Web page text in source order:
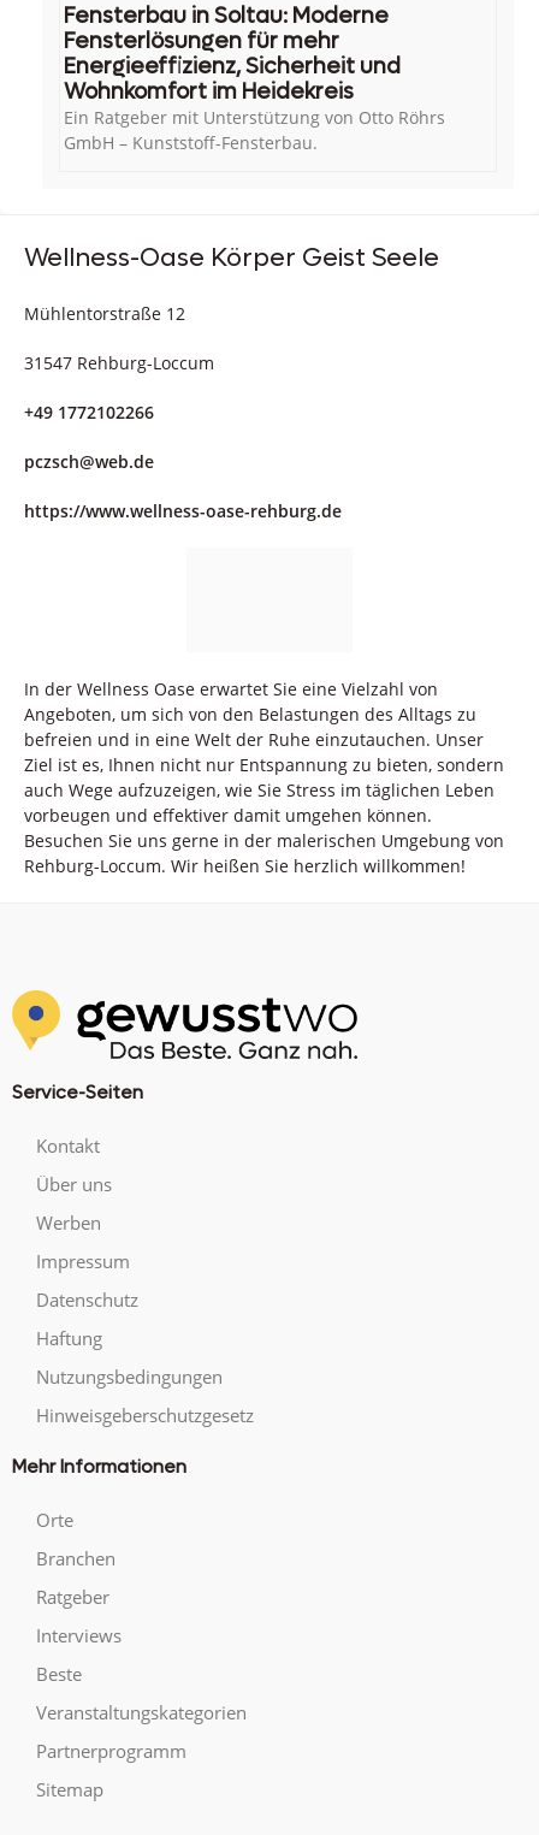
Fensterbau in Soltau: Moderne
Fensterlösungen für mehr
Energieeffizienz, Sicherheit und
Wohnkomfort im Heidekreis
Ein Ratgeber mit Unterstützung von Otto Röhrs
GmbH – Kunststoff-Fensterbau.
Wellness-Oase Körper Geist Seele
Mühlentorstraße 12
31547 Rehburg-Loccum
+49 1772102266
pczsch@web.de
https://www.wellness-oase-rehburg.de
In der Wellness Oase erwartet Sie eine Vielzahl von
Angeboten, um sich von den Belastungen des Alltags zu
befreien und in eine Welt der Ruhe einzutauchen. Unser
Ziel ist es, Ihnen nicht nur Entspannung zu bieten, sondern
auch Wege aufzuzeigen, wie Sie Stress im täglichen Leben
vorbeugen und effektiver damit umgehen können.
Besuchen Sie uns gerne in der malerischen Umgebung von
Rehburg-Loccum. Wir heißen Sie herzlich willkommen!
Service-Seiten
Kontakt
Über uns
Werben
Impressum
Datenschutz
Haftung
Nutzungsbedingungen
Hinweisgeberschutzgesetz
Mehr Informationen
Orte
Branchen
Ratgeber
Interviews
Beste
Veranstaltungskategorien
Partnerprogramm
Sitemap